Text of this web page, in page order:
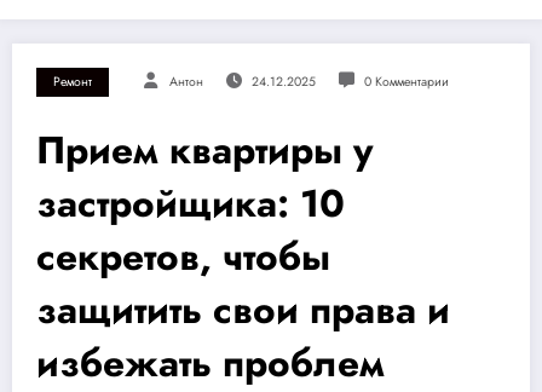
Ремонт Антон 24.12.2025 0 Комментарии
Прием квартиры у
застройщика: 10
секретов, чтобы
защитить свои права и
избежать проблем